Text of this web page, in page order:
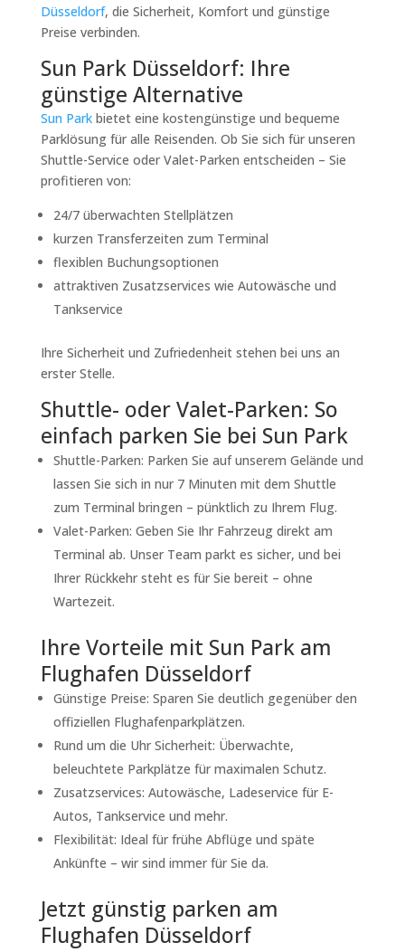
Düsseldorf, die Sicherheit, Komfort und günstige
Preise verbinden.
Sun Park Düsseldorf: Ihre
günstige Alternative
Sun Parkbietet eine kostengünstige und bequeme
Parklösung für alle Reisenden. Ob Sie sich für unseren
Shuttle-Service oder Valet-Parken entscheiden – Sie
profitieren von:
24/7 überwachten Stellplätzen
kurzen Transferzeiten zum Terminal
flexiblen Buchungsoptionen
attraktiven Zusatzservices wie Autowäsche und
Tankservice
Ihre Sicherheit und Zufriedenheit stehen bei uns an
erster Stelle.
Shuttle- oder Valet-Parken: So
einfach parken Sie bei Sun Park
Shuttle-Parken: Parken Sie auf unserem Gelände und
lassen Sie sich in nur 7 Minuten mit dem Shuttle
zum Terminal bringen – pünktlich zu Ihrem Flug.
Valet-Parken: Geben Sie Ihr Fahrzeug direkt am
Terminal ab. Unser Team parkt es sicher, und bei
Ihrer Rückkehr steht es für Sie bereit – ohne
Wartezeit.
Ihre Vorteile mit Sun Park am
Flughafen Düsseldorf
Günstige Preise: Sparen Sie deutlich gegenüber den
offiziellen Flughafenparkplätzen.
Rund um die Uhr Sicherheit: Überwachte,
beleuchtete Parkplätze für maximalen Schutz.
Zusatzservices: Autowäsche, Ladeservice für E-
Autos, Tankservice und mehr.
Flexibilität: Ideal für frühe Abflüge und späte
Ankünfte – wir sind immer für Sie da.
Jetzt günstig parken am
Flughafen Düsseldorf